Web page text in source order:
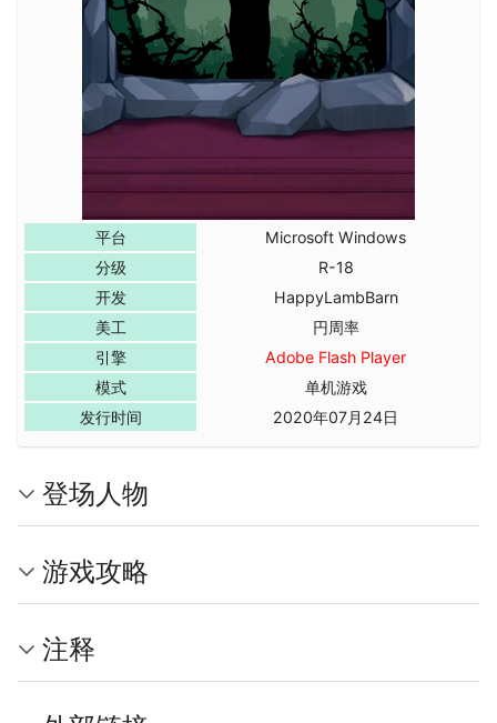
平台
Microsoft Windows
分级
R-18
开发
HappyLambBarn
美工
円周率
引擎
Adobe Flash Player
模式
单机游戏
发行时间
2020年07月24日
登场人物
游戏攻略
注释